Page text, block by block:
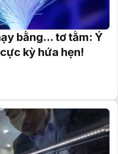
bằng... tơ tằm: Ý
kỳ hứa hẹn!